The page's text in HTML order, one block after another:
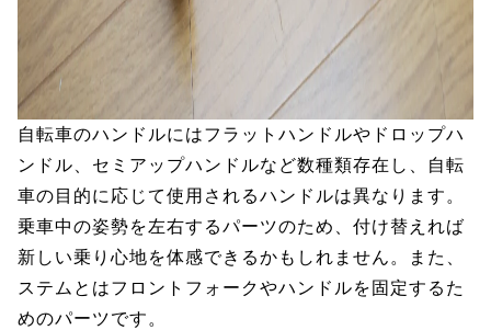
自転車のハンドルにはフラットハンドルやドロップハ
ンドル、セミアップハンドルなど数種類存在し、自転
車の目的に応じて使用されるハンドルは異なります。
乗車中の姿勢を左右するパーツのため、付け替えれば
新しい乗り心地を体感できるかもしれません。また、
ステムとはフロントフォークやハンドルを固定するた
めのパーツです。